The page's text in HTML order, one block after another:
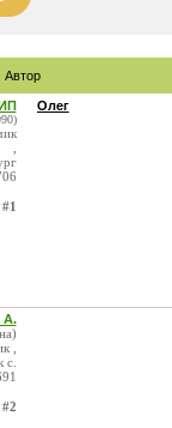
Автор
#1
Олег
А.
,
с.
#2